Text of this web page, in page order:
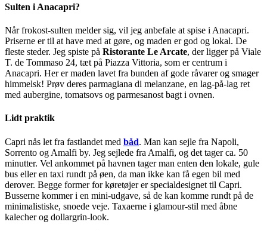
Sulten i Anacapri?
Når frokost-sulten melder sig, vil jeg anbefale at spise i Anacapri.
Priserne er til at have med at gøre, og maden er god og lokal. De
fleste steder. Jeg spiste på Ristorante Le Arcate, der ligger på Viale
T. de Tommaso 24, tæt på Piazza Vittoria, som er centrum i
Anacapri. Her er maden lavet fra bunden af gode råvarer og smager
himmelsk! Prøv deres parmagiana di melanzane, en lag-på-lag ret
med aubergine, tomatsovs og parmesanost bagt i ovnen.
Lidt praktik
Capri nås let fra fastlandet med båd. Man kan sejle fra Napoli,
Sorrento og Amalfi by. Jeg sejlede fra Amalfi, og det tager ca. 50
minutter. Vel ankommet på havnen tager man enten den lokale, gule
bus eller en taxi rundt på øen, da man ikke kan få egen bil med
derover. Begge former for køretøjer er specialdesignet til Capri.
Busserne kommer i en mini-udgave, så de kan komme rundt på de
minimalistiske, snoede veje. Taxaerne i glamour-stil med åbne
kalecher og dollargrin-look.